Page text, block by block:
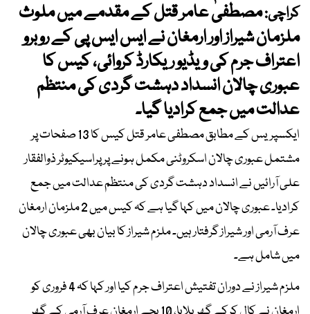
کراچی:مصطفیٰ عامر قتل کے مقدمے میں ملوث
ملزمان شیراز اور ارمغان نے ایس ایس پی کے روبرو
اعتراف جرم کی ویڈیو ریکارڈ کروائی، کیس کا
عبوری چالان انسداد دہشت گردی کی منتظم
عدالت میں جمع کرادیا گیا۔
ایکسپریس کے مطابق مصطفی عامر قتل کیس کا 13 صفحات پر
مشتمل عبوری چالان اسکروٹنی مکمل ہونے پر پراسیکیوٹر ذوالفقار
علی آرائیں نے انسداد دہشت گردی کی منتظم عدالت میں جمع
کرادیا۔ عبوری چالان میں کہا گیا ہے کہ کیس میں 2 ملزمان ارمغان
عرف آرمی اور شیراز گرفتار ہیں۔ ملزم شیراز کا بیان بھی عبوری چالان
میں شامل ہے۔
ملزم شیراز نے دوران تفتیش اعتراف جرم کیا اور کہا کہ 4 فروری کو